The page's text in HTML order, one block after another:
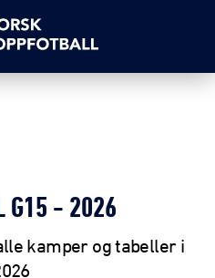
G15 - 2026
kamper og tabeller i